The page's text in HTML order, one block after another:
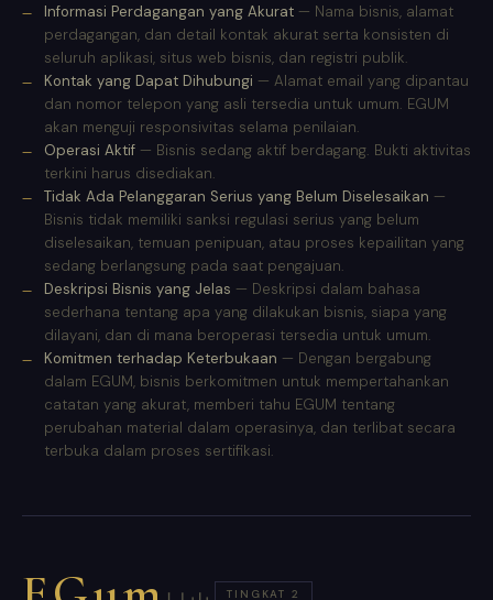
Informasi Perdagangan yang Akurat — Nama bisnis, alamat
perdagangan, dan detail kontak akurat serta konsisten di
seluruh aplikasi, situs web bisnis, dan registri publik.
Kontak yang Dapat Dihubungi — Alamat email yang dipantau
dan nomor telepon yang asli tersedia untuk umum. EGUM
akan menguji responsivitas selama penilaian.
Operasi Aktif — Bisnis sedang aktif berdagang. Bukti aktivitas
terkini harus disediakan.
Tidak Ada Pelanggaran Serius yang Belum Diselesaikan —
Bisnis tidak memiliki sanksi regulasi serius yang belum
diselesaikan, temuan penipuan, atau proses kepailitan yang
sedang berlangsung pada saat pengajuan.
Deskripsi Bisnis yang Jelas — Deskripsi dalam bahasa
sederhana tentang apa yang dilakukan bisnis, siapa yang
dilayani, dan di mana beroperasi tersedia untuk umum.
Komitmen terhadap Keterbukaan — Dengan bergabung
dalam EGUM, bisnis berkomitmen untuk mempertahankan
catatan yang akurat, memberi tahu EGUM tentang
perubahan material dalam operasinya, dan terlibat secara
terbuka dalam proses sertifikasi.
TINGKAT 2